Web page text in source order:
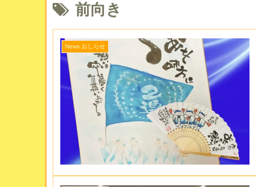
前向き
News おしらせ